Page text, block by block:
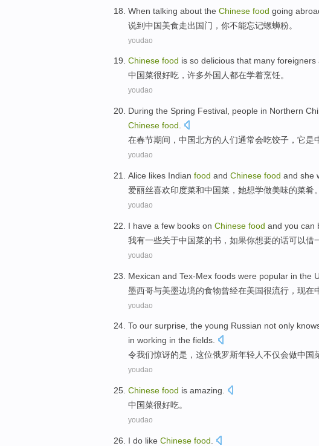
When talking about the Chinese food going
说到中国美食走出国门，你不能忘记螺蛳粉。
youdao
Chinese food is so delicious that many
中 国菜很好吃，许多外国人都在学着烹饪。
youdao
During the Spring Festival, people in Northern
Chinese food
在春节期间，中国北方的人们通常会吃饺子，它是
youdao
Alice likes Indian food and Chinese food and she
爱丽丝喜欢印度菜和中国菜，她想学做美味的菜肴。
youdao
I have a few books on Chinese food and you can
我有一些关于中国菜的书，如果你想要的话可以借
youdao
Mexican and Tex-Mex foods were popular in the
墨西哥与美墨边境的食物曾经在美国很流行，现在
youdao
To our surprise, the young Russian not only
in working in the fields.
令我们惊讶的是，这位俄罗斯年轻人不仅会做中国
youdao
Chinese food is amazing
中国菜很好吃。
youdao
I do like Chinese food